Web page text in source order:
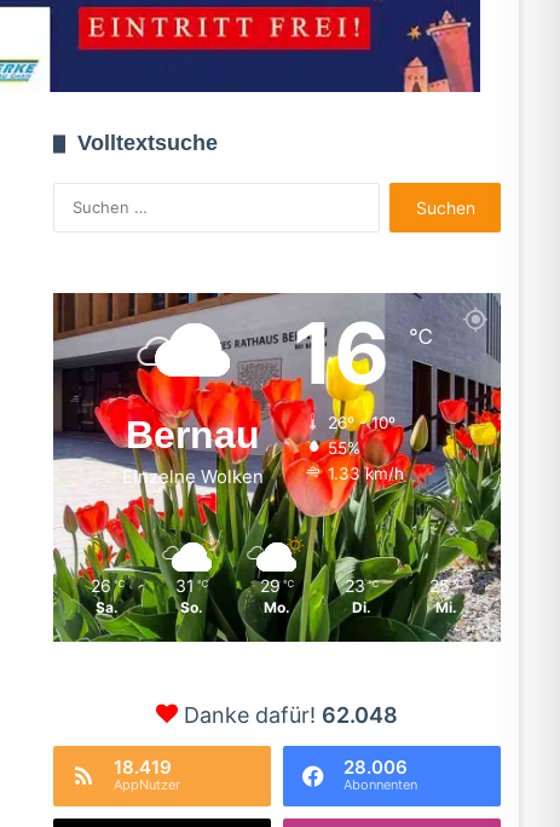
Volltextsuche
nach:
Bernau
Einzelne Wolken
16℃
26º - 10º
55%
1.33 km/h
26 ℃
Sa.
31 ℃
So.
29 ℃
Mo.
23 ℃
Di.
25 ℃
Mi.
Danke dafür! 62.048
18.419
AppNutzer
28.006
Abonnenten